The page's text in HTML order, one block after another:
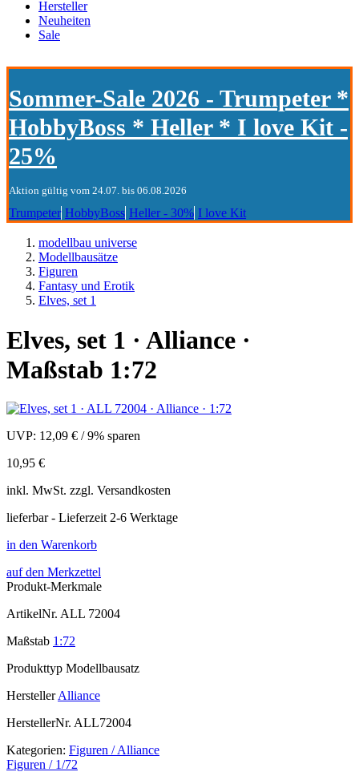
Hersteller
Neuheiten
Sale
Sommer-Sale 2026 - Trumpeter *
HobbyBoss * Heller * I love Kit -
25%
Aktion gültig vom 24.07. bis 06.08.2026
Trumpeter HobbyBoss Heller - 30% I love Kit
modellbau universe
Modellbausätze
Figuren
Fantasy und Erotik
Elves, set 1
Elves, set 1 · Alliance ·
Maßstab 1:72
UVP: 12,09 € /9% sparen
10,95 €
inkl. MwSt. zzgl. Versandkosten
lieferbar - Lieferzeit 2-6 Werktage
in den Warenkorb
auf den Merkzettel
Produkt-Merkmale
ArtikelNr. ALL 72004
Maßstab 1:72
Produkttyp Modellbausatz
Hersteller Alliance
HerstellerNr. ALL72004
Kategorien: Figuren / Alliance
Figuren / 1/72